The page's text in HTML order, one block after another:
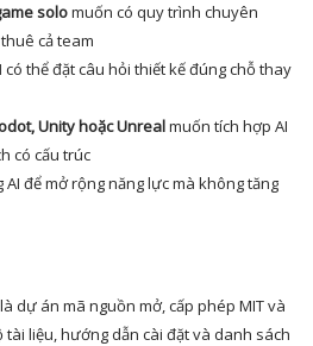
solomuốn có quy trình chuyên
cả team
có thể đặt câu hỏi thiết kế đúng chỗ thay
Unity hoặc Unrealmuốn tích hợp AI
có cấu trúc
AI để mở rộng năng lực mà không tăng
dự án mã nguồn mở, cấp phép MIT và
liệu, hướng dẫn cài đặt và danh sách